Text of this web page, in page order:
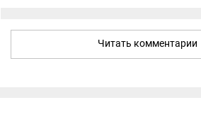
Читать комментарии